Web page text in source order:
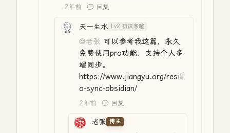
2年前 回复
天一生水 Lv2.初识寒暄
@老张 可以参考我这篇，永久
免费使用pro功能，支持个人多
端同步。
https://www.jiangyu.org/resili
o-sync-obsidian/
2年前 回复
老张 博主